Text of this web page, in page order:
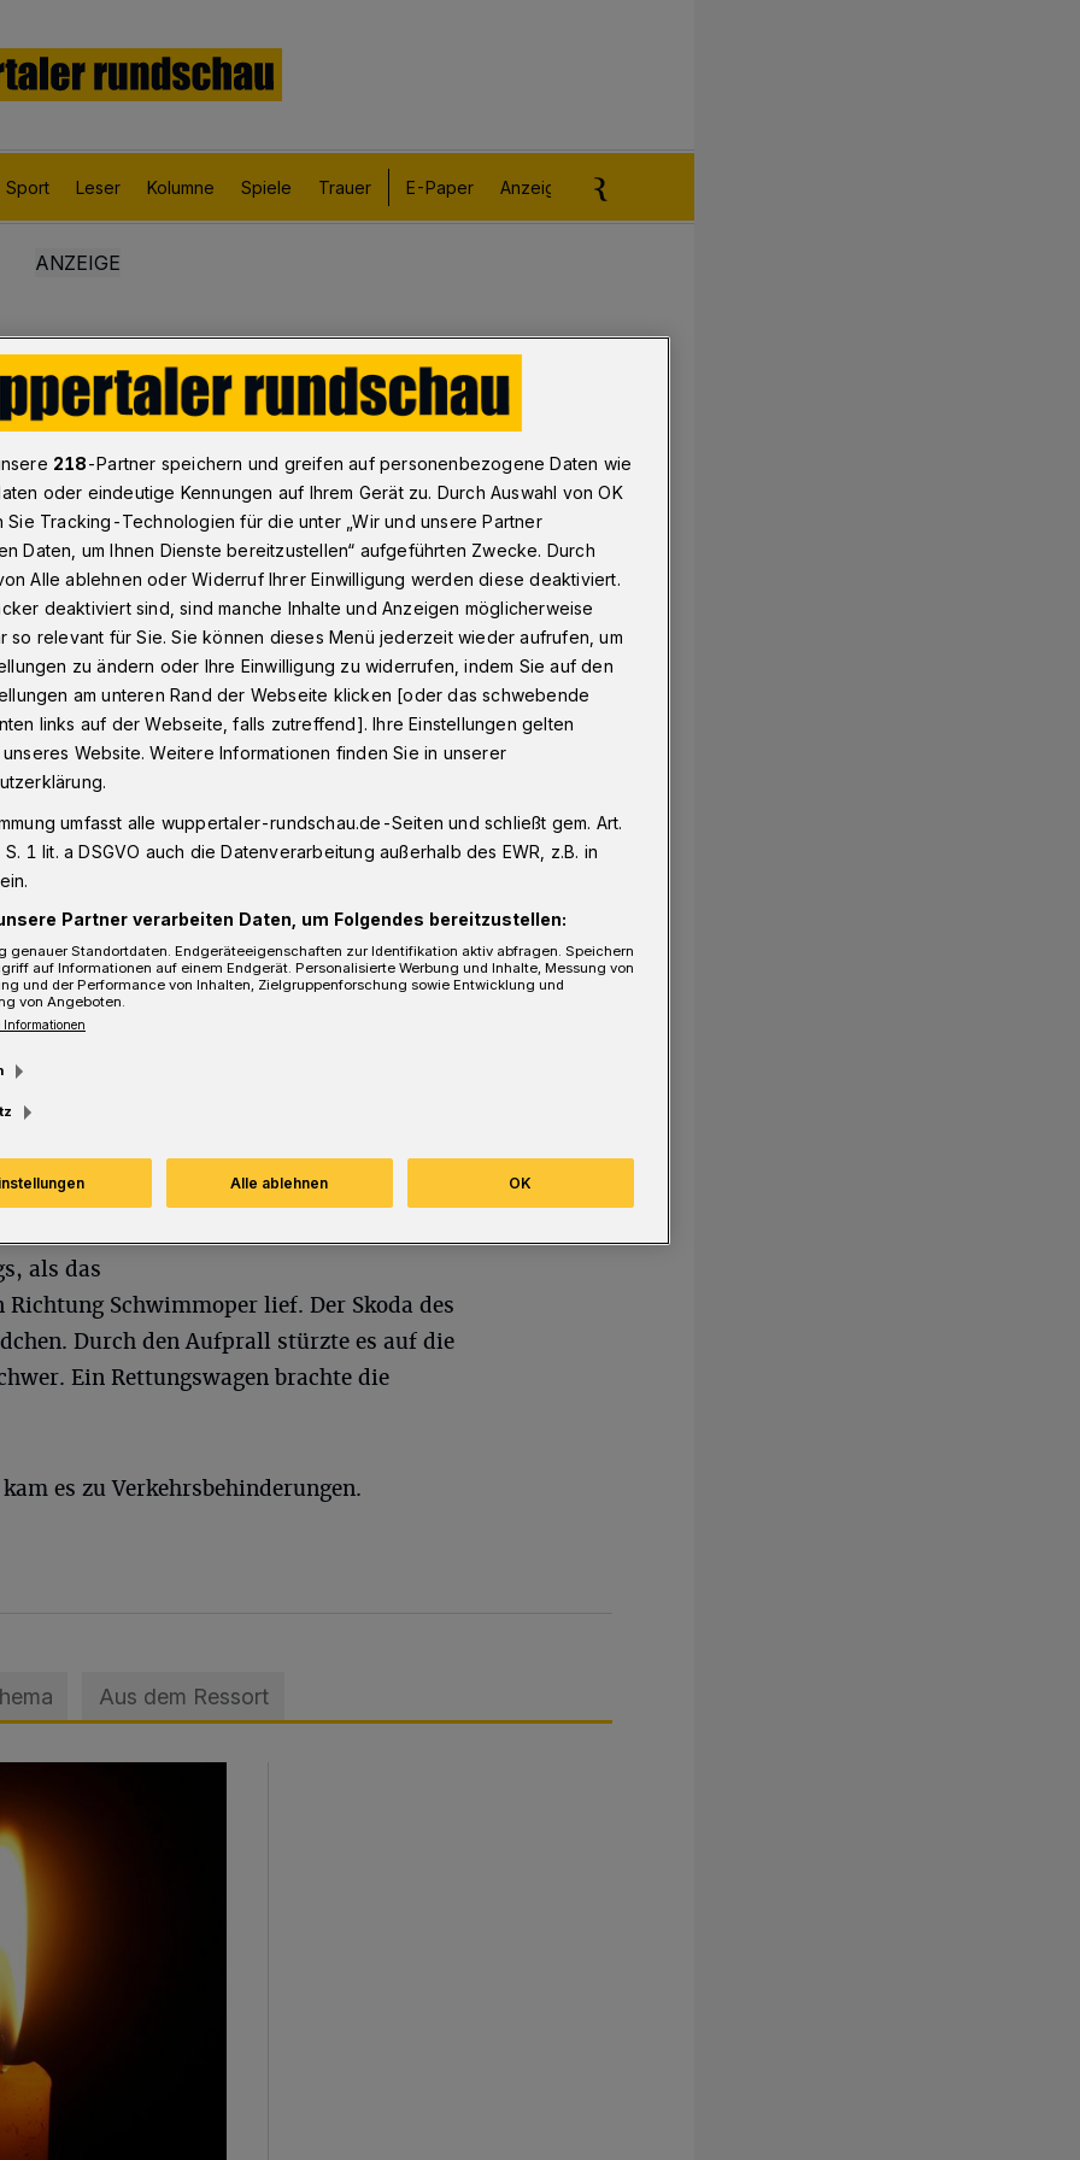
Sport Leser Kolumne Spiele Trauer E-Paper Anzeigen aufgeben
Zebrastreifen
ist ein elfjähriges Mädchen am
gegen 17:55 Uhr bei einem
Auto in
als das
Schwimmoper lief. Der Skoda des
Durch den Aufprall stürzte es auf die
Ein Rettungswagen brachte die
es zu Verkehrsbehinderungen.
Aus dem Ressort
218-Partner speichern und greifen auf personenbezogene Daten wie
oder eindeutige Kennungen auf Ihrem Gerät zu. Durch Auswahl von OK
Sie Tracking-Technologien für die unter „Wir und unsere Partner
Daten, um Ihnen Dienste bereitzustellen“ aufgeführten Zwecke. Durch
Alle ablehnen oder Widerruf Ihrer Einwilligung werden diese deaktiviert.
deaktiviert sind, sind manche Inhalte und Anzeigen möglicherweise
so relevant für Sie. Sie können dieses Menü jederzeit wieder aufrufen, um
zu ändern oder Ihre Einwilligung zu widerrufen, indem Sie auf den
am unteren Rand der Webseite klicken [oder das schwebende
links auf der Webseite, falls zutreffend]. Ihre Einstellungen gelten
Website. Weitere Informationen finden Sie in unserer
umfasst alle wuppertaler-rundschau.de-Seiten und schließt gem. Art.
1 lit. a DSGVO auch die Datenverarbeitung außerhalb des EWR, z.B. in
Partner verarbeiten Daten, um Folgendes bereitzustellen:
genauer Standortdaten. Endgeräteeigenschaften zur Identifikation aktiv abfragen. Speichern
auf Informationen auf einem Endgerät. Personalisierte Werbung und Inhalte, Messung von
und der Performance von Inhalten, Zielgruppenforschung sowie Entwicklung und
von Angeboten.
Alle ablehnen OK